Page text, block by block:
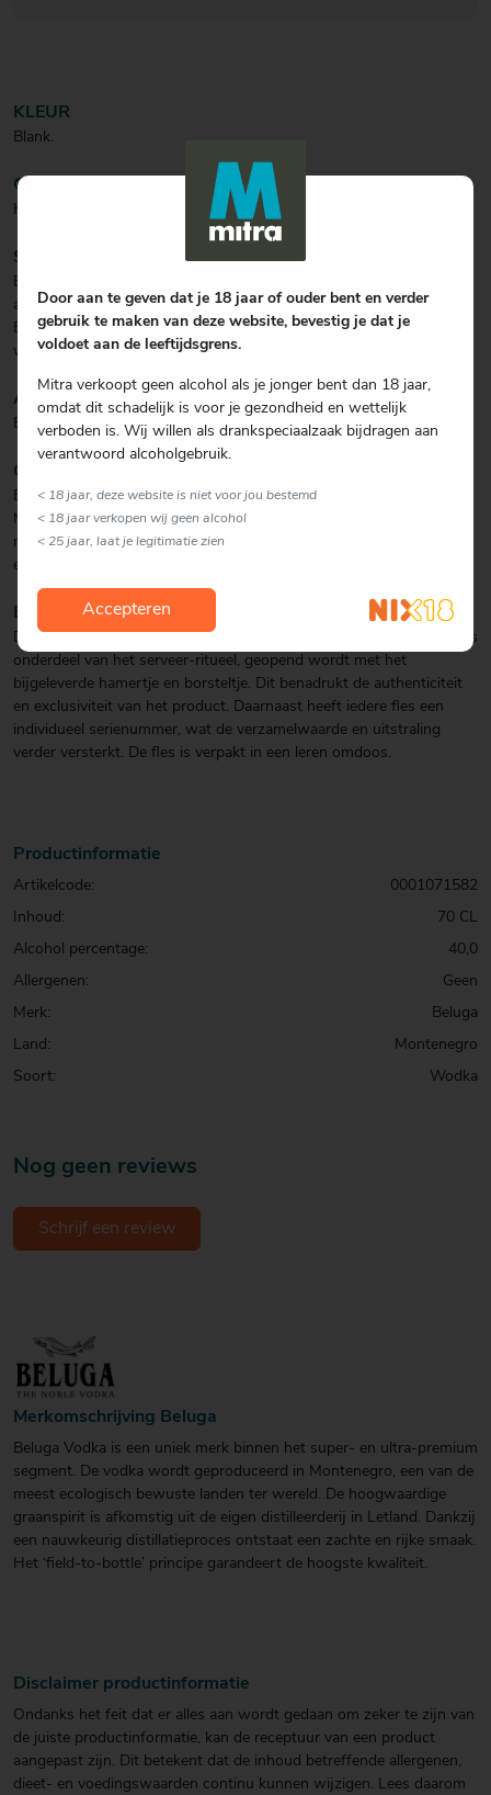
KLEUR
Blank.
GEUR
Hinten van graan.
SMAAK
Een heldere en pure smaak. Het graan geeft een smaak, denkend
aan alpenkruiden.
Elke slok onthult verfijnde lagen met subtiele tonen van vanille,
witte peper en salie.
AFDRONK
Een hele zachte afdronk.
COCKTAIL
Beluga Gold Martini: Beluga Gold Line 60ml, droge sherry 30ml,
Maraschino likeur 15ml. Voeg de ingrediënten in een shaker, roer
met een roerstaafje en schenk uit in een Martiniglas. Serveer met
een olijfje.
BIJZONDERHEDEN
De fles is voorzien van een speciale met was verzegelde kurk, die als
onderdeel van het serveer-ritueel, geopend wordt met het
bijgeleverde hamertje en borsteltje. Dit benadrukt de authenticiteit
en exclusiviteit van het product. Daarnaast heeft iedere fles een
individueel serienummer, wat de verzamelwaarde en uitstraling
verder versterkt. De fles is verpakt in een leren omdoos.
Nog geen reviews
Schrijf een review
Productinformatie
Artikelcode:
0001071582
Inhoud:
70 CL
Alcohol percentage:
40,0
Allergenen:
Geen
Merk:
Beluga
Land:
Montenegro
Soort:
Wodka
Merkomschrijving Beluga
Beluga Vodka is een uniek merk binnen het super- en ultra-premium
segment. De vodka wordt geproduceerd in Montenegro, een van de
meest ecologisch bewuste landen ter wereld. De hoogwaardige
graanspirit is afkomstig uit de eigen distilleerderij in Letland. Dankzij
een nauwkeurig distillatieproces ontstaat een zachte en rijke smaak.
Het ‘field-to-bottle’ principe garandeert de hoogste kwaliteit.
Disclaimer productinformatie
Ondanks het feit dat er alles aan wordt gedaan om zeker te zijn van
de juiste productinformatie, kan de receptuur van een product
aangepast zijn. Dit betekent dat de inhoud betreffende allergenen,
dieet- en voedingswaarden continu kunnen wijzigen. Lees daarom
Door aan te geven dat je 18 jaar of ouder bent en verder
gebruik te maken van deze website, bevestig je dat je
voldoet aan de leeftijdsgrens.
Mitra verkoopt geen alcohol als je jonger bent dan 18 jaar,
omdat dit schadelijk is voor je gezondheid en wettelijk
verboden is. Wij willen als drankspeciaalzaak bijdragen aan
verantwoord alcoholgebruik.
< 18 jaar, deze website is niet voor jou bestemd
< 18 jaar verkopen wij geen alcohol
< 25 jaar, laat je legitimatie zien
Accepteren